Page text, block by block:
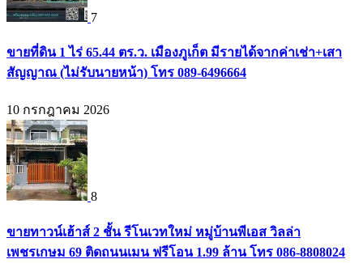
7
ขายที่ดิน 1 ไร่ 65.44 ตร.ว. เมืองภูเก็ต มีรายได้จากค่าเช่า+เสา
สัญญาณ (ไม่รับนายหน้า) โทร 089-6496664
10 กรกฎาคม 2026
8
ขายทาวน์เฮ้าส์ 2 ชั้น รีโนเวทใหม่ หมู่บ้านพีเอส วิลล่า
เพชรเกษม 69 ติดถนนเมน ฟรีโอน 1.99 ล้าน โทร 086-8808024